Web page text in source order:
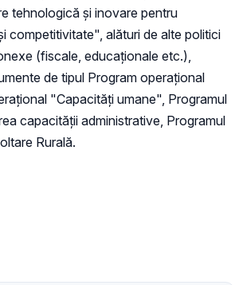
tehnologică şi inovare pentru
competitivitate", alături de alte politici
(fiscale, educaţionale etc.),
de tipul Program operaţional
"Capacităţi umane", Programul
capacităţii administrative, Programul
Rurală.